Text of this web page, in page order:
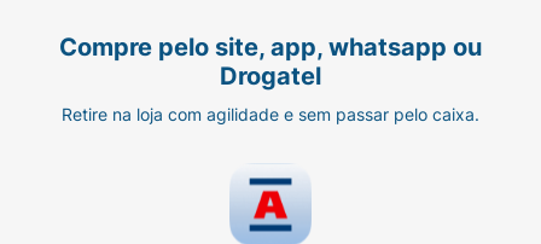
Compre pelo site, app, whatsapp ou
Drogatel
Retire na loja com agilidade e sem passar pelo caixa.